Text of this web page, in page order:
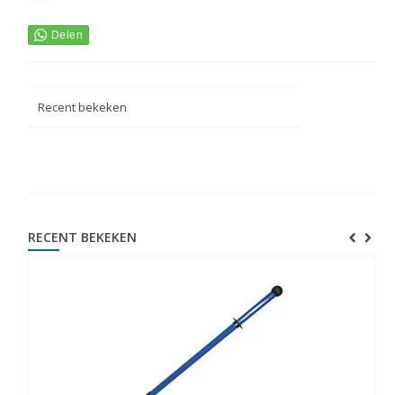
Recent bekeken
RECENT BEKEKEN